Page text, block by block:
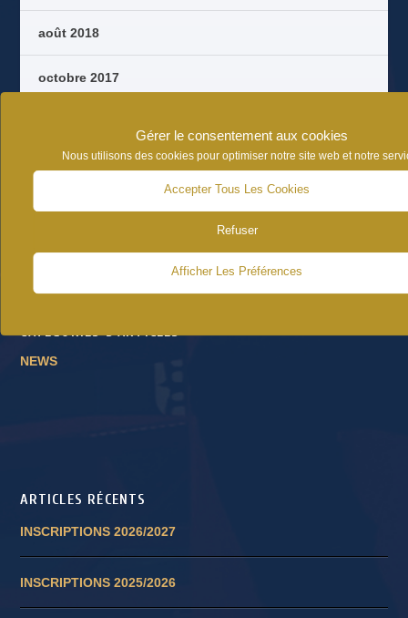
Gérer le consentement aux cookies
Nous utilisons des cookies pour optimiser notre site web et notre
Accepter Tous Les Cookies
Refuser
Afficher Les Préférences
août 2018
octobre 2017
juin 2017
CATÉGORIES D’ARTICLES
NEWS
ARTICLES RÉCENTS
INSCRIPTIONS 2026/2027
INSCRIPTIONS 2025/2026